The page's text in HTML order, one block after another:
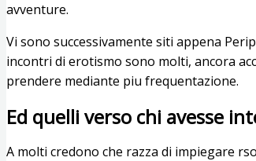
avventure.
Vi sono successivamente siti appena
incontri di erotismo sono molti, ancora
prendere mediante piu frequentazione.
Ed quelli verso chi avesse
A molti credono che razza di impiegare